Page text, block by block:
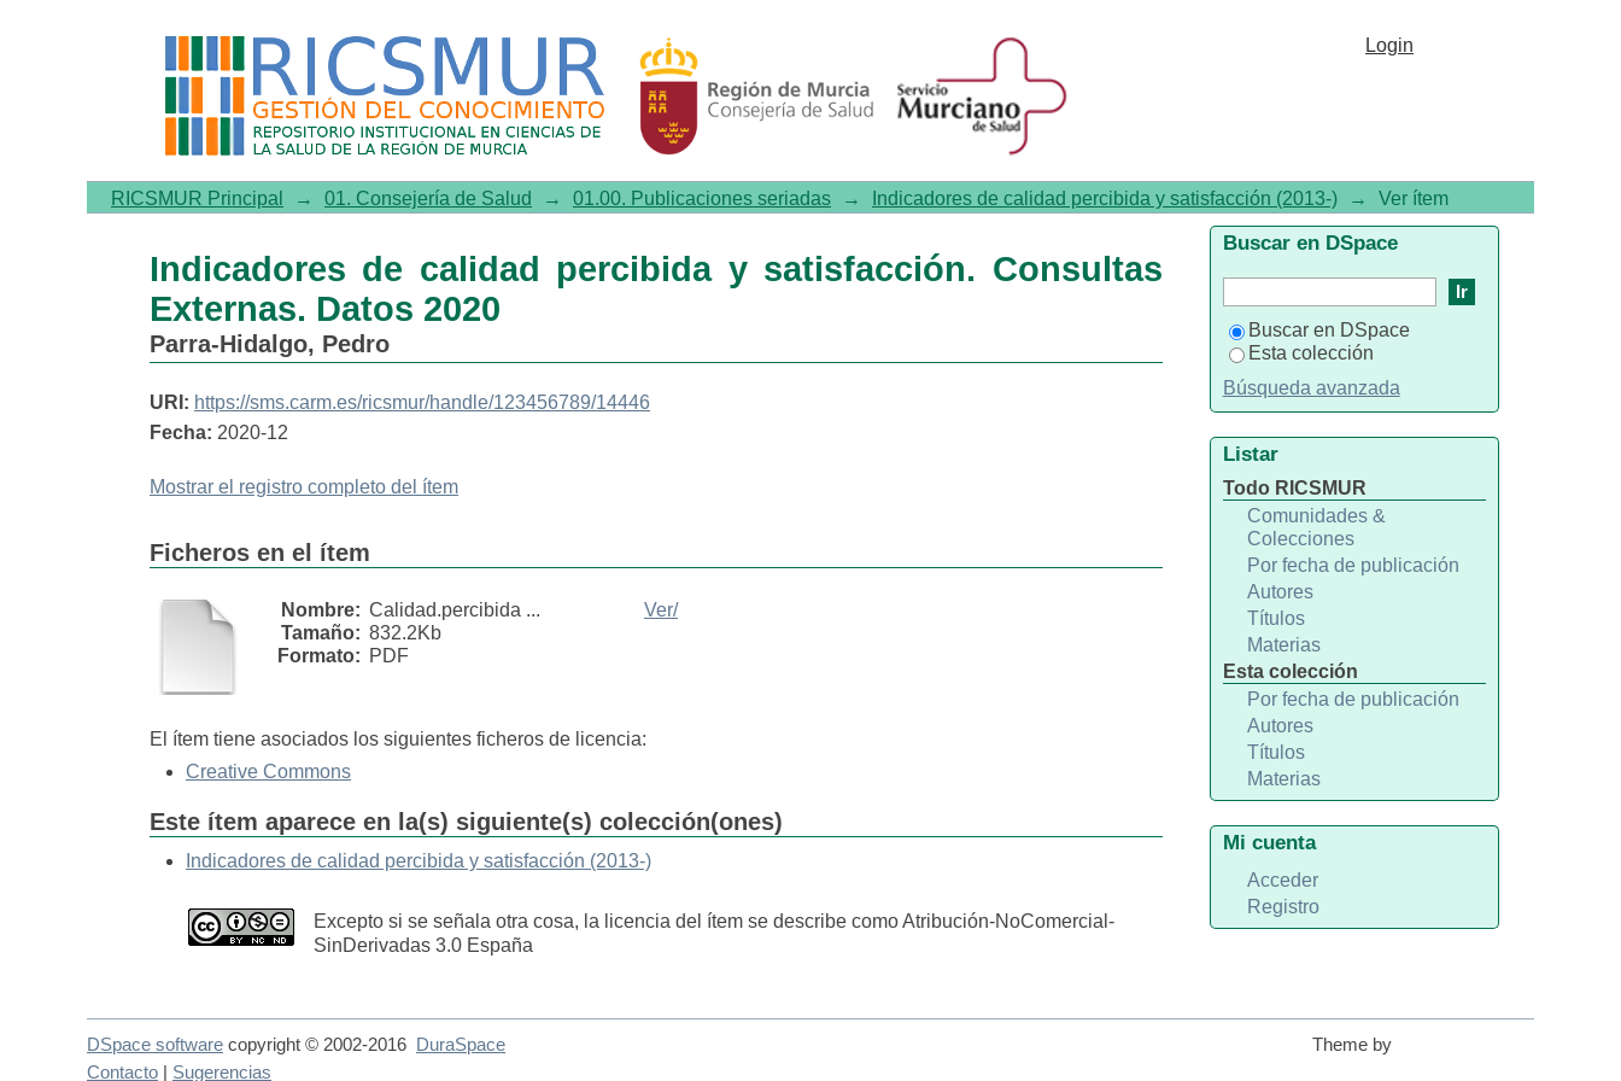
Indicadores de calidad percibida y satisfacción. Consultas Externas. Datos 2020
Login
RICSMUR Principal → 01. Consejería de Salud → 01.00. Publicaciones seriadas → Indicadores de calidad percibida y satisfacción (2013-) → Ver ítem
Indicadores de calidad percibida y satisfacción. Consultas
Externas. Datos 2020
Parra-Hidalgo, Pedro
URI: https://sms.carm.es/ricsmur/handle/123456789/14446
Fecha: 2020-12
Mostrar el registro completo del ítem
Ficheros en el ítem
Nombre: Calidad.percibida ...
Tamaño: 832.2Kb
Formato: PDF
Ver/
El ítem tiene asociados los siguientes ficheros de licencia:
Creative Commons
Este ítem aparece en la(s) siguiente(s) colección(ones)
Indicadores de calidad percibida y satisfacción (2013-)
Excepto si se señala otra cosa, la licencia del ítem se describe como Atribución-NoComercial-
SinDerivadas 3.0 España
Buscar en DSpace
Buscar en DSpace
Esta colección
Búsqueda avanzada
Listar
Todo RICSMUR
Comunidades &
Colecciones
Por fecha de publicación
Autores
Títulos
Materias
Esta colección
Por fecha de publicación
Autores
Títulos
Materias
Mi cuenta
Acceder
Registro
DSpace software copyright © 2002-2016 DuraSpace
Theme by
Contacto | Sugerencias